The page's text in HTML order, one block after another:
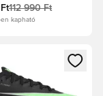
112 990 Ft
kapható
vagy a tagként
egy modált a